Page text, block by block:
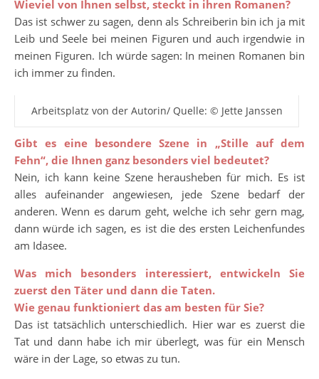
Wieviel von Ihnen selbst, steckt in ihren Romanen?
Das ist schwer zu sagen, denn als Schreiberin bin ich ja mit
Leib und Seele bei meinen Figuren und auch irgendwie in
meinen Figuren. Ich würde sagen: In meinen Romanen bin
ich immer zu finden.
Arbeitsplatz von der Autorin/ Quelle: © Jette Janssen
Gibt es eine besondere Szene in „Stille auf dem
Fehn“, die Ihnen ganz besonders viel bedeutet?
Nein, ich kann keine Szene herausheben für mich. Es ist
alles aufeinander angewiesen, jede Szene bedarf der
anderen. Wenn es darum geht, welche ich sehr gern mag,
dann würde ich sagen, es ist die des ersten Leichenfundes
am Idasee.
Was mich besonders interessiert, entwickeln Sie
zuerst den Täter und dann die Taten.
Wie genau funktioniert das am besten für Sie?
Das ist tatsächlich unterschiedlich. Hier war es zuerst die
Tat und dann habe ich mir überlegt, was für ein Mensch
wäre in der Lage, so etwas zu tun.